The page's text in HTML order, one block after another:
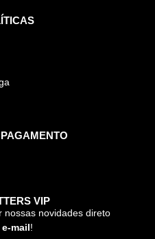
VIP
nossas novidades direto
e-mail!